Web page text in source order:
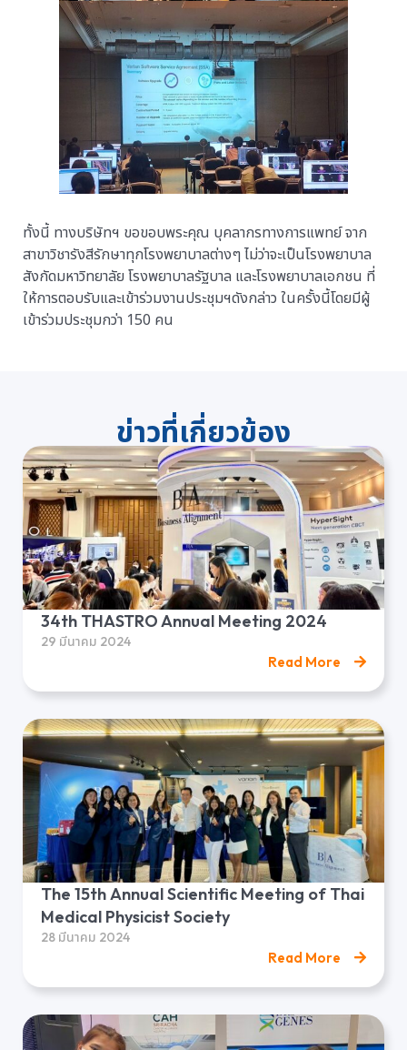
ทั้งนี้ ทางบริษัทฯ ขอขอบพระคุณ บุคลากรทางการแพทย์ จาก
สาขาวิชารังสีรักษาทุกโรงพยาบาลต่างๆ ไม่ว่าจะเป็นโรงพยาบาล
สังกัดมหาวิทยาลัย โรงพยาบาลรัฐบาล และโรงพยาบาลเอกชน ที่
ให้การตอบรับและเข้าร่วมงานประชุมฯดังกล่าว ในครั้งนี้โดยมีผู้
เข้าร่วมประชุมกว่า 150 คน
ข่าวที่เกี่ยวข้อง
34th THASTRO Annual Meeting 2024
29 มีนาคม 2024
Read More
The 15th Annual Scientific Meeting of Thai
Medical Physicist Society
28 มีนาคม 2024
Read More